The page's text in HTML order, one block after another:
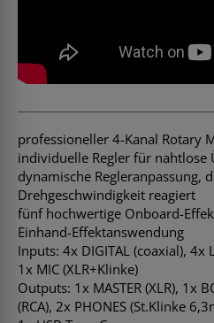
professioneller 4-Kanal Rotary
individuelle Regler für nahtlose
dynamische Regleranpassung,
Drehgeschwindigkeit reagiert
fünf hochwertige Onboard-
Einhand-Effektanswendung
Inputs: 4x DIGITAL (coaxial), 4x
1x MIC (XLR+Klinke)
Outputs: 1x MASTER (XLR), 1x
(RCA), 2x PHONES (St.Klinke